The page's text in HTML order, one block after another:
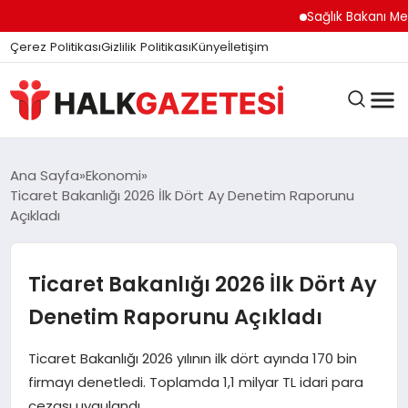
Sağlık Bakanı
Çerez PolitikasıGizlilik PolitikasıKünyeİletişim
DÜNYA
EĞITIM
EKONOMI
GÜNDEM
Ana Sayfa Ekonomi
Ticaret Bakanlığı 2026 İlk Dört Ay Denetim Raporunu
Açıkladı
Ticaret Bakanlığı 2026 İlk Dört Ay
Denetim Raporunu Açıkladı
Ticaret Bakanlığı 2026 yılının ilk dört ayında 170 bin
firmayı denetledi. Toplamda 1,1 milyar TL idari para